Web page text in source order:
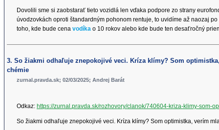
Dovolili sme si zaobstarať tieto vozidlá len vďaka podpore zo strany
úvodzovkách oproti štandardným pohonom rentuje, to uvidíme až naozaj
toho, kde bude cena vodíka o 10 rokov alebo kde bude ten desaťročný
3. So žiakmi odhaľuje znepokojivé veci. Kríza klímy? Som
chémie
zurnal.pravda.sk; 02/03/2025; Andrej Barát
Odkaz: https://zurnal.pravda.sk/rozhovory/clanok/740604-kriza-klimy-som-
So žiakmi odhaľuje znepokojivé veci. Kríza klímy? Som optimistka, verím